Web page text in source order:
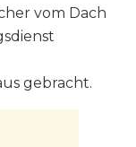
vom Dach
gebracht.